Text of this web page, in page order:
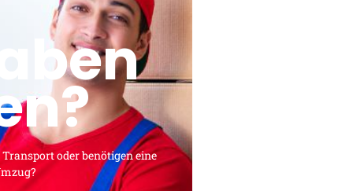
Transport oder benötigen eine